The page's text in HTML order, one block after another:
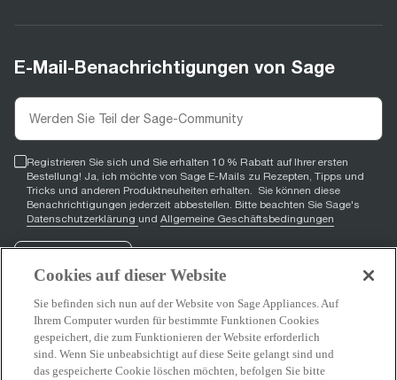
E-Mail-Benachrichtigungen von Sage
Registrieren Sie sich und Sie erhalten 10 % Rabatt auf Ihrer ersten
Bestellung! Ja, ich möchte von Sage E-Mails zu Rezepten, Tipps und
Tricks und anderen Produktneuheiten erhalten. Sie können diese
Benachrichtigungen jederzeit abbestellen. Bitte beachten Sie Sage's
Datenschutzerklärung und Allgemeine Geschäftsbedingungen
Registrieren
Facebook
opens in new tab)
YouTube
(opens in new tab)
Instagram
(opens in new tab)
Cookies auf dieser Website
Sie befinden sich nun auf der Website von Sage Appliances. Auf
Ihrem Computer wurden für bestimmte Funktionen Cookies
gespeichert, die zum Funktionieren der Website erforderlich
sind. Wenn Sie unbeabsichtigt auf diese Seite gelangt sind und
das gespeicherte Cookie löschen möchten, befolgen Sie bitte